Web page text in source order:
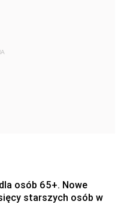
osób 65+. Nowe
starszych osób w